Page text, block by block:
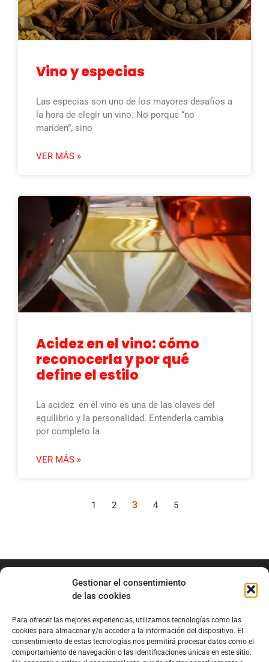
Gestionar el consentimiento
de las cookies
Para ofrecer las mejores experiencias, utilizamos tecnologías como las
cookies para almacenar y/o acceder a la información del dispositivo. El
consentimiento de estas tecnologías nos permitirá procesar datos como el
comportamiento de navegación o las identificaciones únicas en este sitio.
Vino y especias
Las especias son uno de los mayores desafíos a
la hora de elegir un vino. No porque “no
mariden”, sino
VER MÁS »
Acidez en el vino: cómo
reconocerla y por qué
define el estilo
La acidez en el vino es una de las claves del
equilibrio y la personalidad. Entenderla cambia
por completo la
VER MÁS »
1 2 3 4 5
info@marianobraga.com
BRAGA Academia
Podcast